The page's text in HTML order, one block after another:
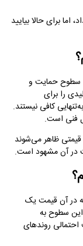
برای حالا بیایید
سطوح حمایت و
را برای
کافی نیستند.
فنی است.
قیمتی ظاهر می‌شوند
در آن مشهود است.
در آن قیمت یک
سطوح به
روندهای